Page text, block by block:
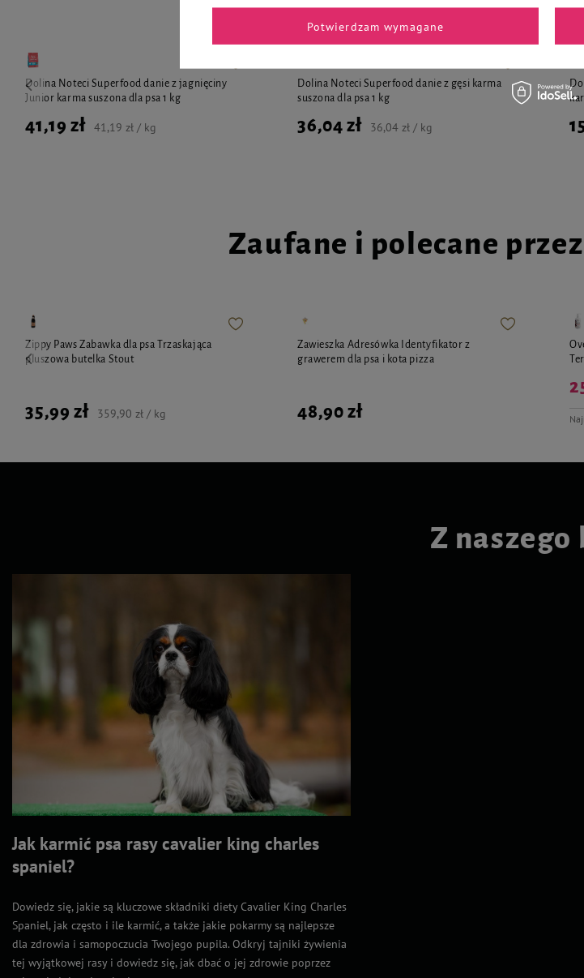
Dolina Noteci Superfood danie z jagnięciny
Junior karma suszona dla psa 1 kg
41,19 zł 41,19 zł / kg
Dolina Noteci Superfood danie z gęsi karma
suszona dla psa 1 kg
36,04 zł 36,04 zł / kg
Zaufane i polecane
Zippy Paws Zabawka dla psa Trzaskająca
pluszowa butelka Stout
35,99 zł 359,90 zł / kg
Zawieszka Adresówka Identyfikator z
grawerem dla psa i kota pizza
48,90 zł
Z naszego
Jak karmić psa rasy cavalier king charles
spaniel?
Dowiedz się, jakie są kluczowe składniki diety Cavalier King Charles
Spaniel, jak często i ile karmić, a także jakie pokarmy są najlepsze
dla zdrowia i samopoczucia Twojego pupila. Odkryj tajniki żywienia
tej wyjątkowej rasy i dowiedz się, jak dbać o jej zdrowie poprzez
Potwierdzam wymagane